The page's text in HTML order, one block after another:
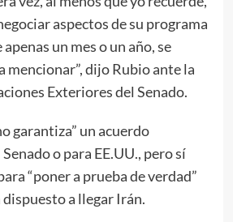
aspectos de su programa
un mes o un año, se
mencionar”, dijo Rubio ante la
Exteriores del Senado.
garantiza” un acuerdo
o para EE.UU., pero sí
“poner a prueba de verdad”
a llegar Irán.